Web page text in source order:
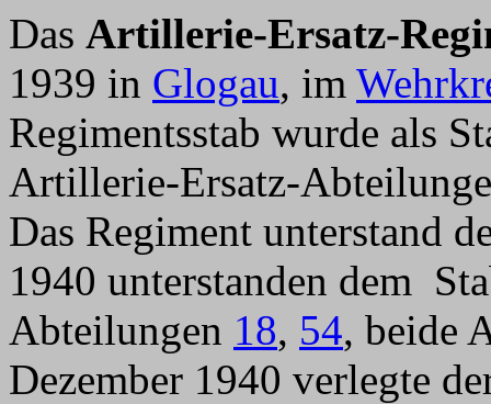
Das Artillerie-Ersatz-
1939 in Glogau, im
Regimentsstab wurde als
Artillerie-Ersatz-
Das Regiment unterstand
1940 unterstanden dem
Abteilungen 18, 54, beide
Dezember 1940 verlegte